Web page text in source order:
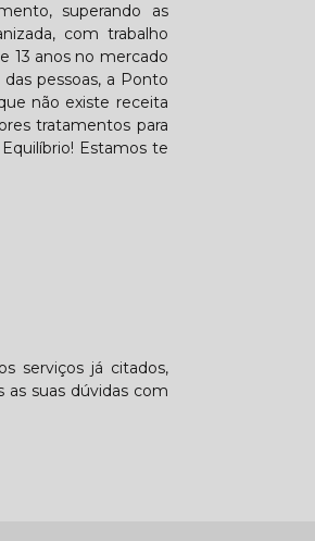
superando as
com trabalho
13 anos no mercado
pessoas, a Ponto
não existe receita
tratamentos para
Estamos te
serviços já citados,
suas dúvidas com